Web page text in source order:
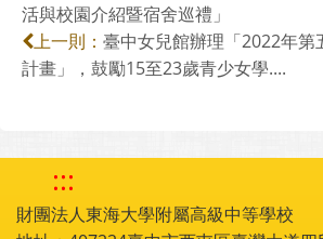
活與校園介紹暨宿舍巡禮」
上一則： 臺中女兒館辦理「2022年第
計畫」，鼓勵15至23歲青少女學....
:::
財團法人東海大學附屬高級中等學校